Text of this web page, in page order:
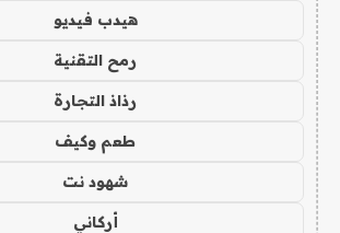
هيدب فيديو
رمح التقنية
رذاذ التجارة
طعم وكيف
شهود نت
أركاني